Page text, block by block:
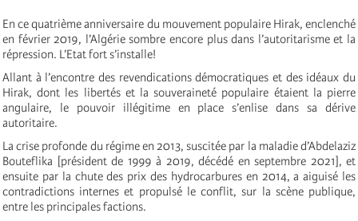
En ce quatrième anniversaire du mouvement populaire Hirak, enclenché
en février 2019, l’Algérie sombre encore plus dans l’autoritarisme et la
répression. L’Etat fort s’installe!
Allant à l’encontre des revendications démocratiques et des idéaux du
Hirak, dont les libertés et la souveraineté populaire étaient la pierre
angulaire, le pouvoir illégitime en place s’enlise dans sa dérive
autoritaire.
La crise profonde du régime en 2013, suscitée par la maladie d’Abdelaziz
Bouteflika [président de 1999 à 2019, décédé en septembre 2021], et
ensuite par la chute des prix des hydrocarbures en 2014, a aiguisé les
contradictions internes et propulsé le conflit, sur la scène publique,
entre les principales factions.